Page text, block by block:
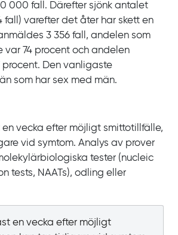
000 fall. Därefter sjönk antalet
fall) varefter det åter har skett en
3 356 fall, andelen som
var 74 procent och andelen
procent. Den vanligaste
som har sex med män.
vecka efter möjligt smittotillfälle,
vid symtom. Analys av prover
tester (nucleic
tests, NAATs), odling eller
en vecka efter möjligt